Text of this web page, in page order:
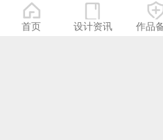
B、产品造型类
各种工业产品的外观、造型
首页 设计资讯 作品